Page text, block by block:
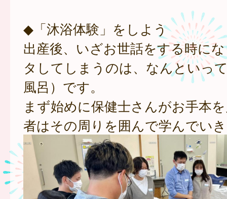
◆「沐浴体験」をしよう
出産後、いざお世話をする時に
タしてしまうのは、なんといっ
風呂）です。
まず始めに保健士さんがお手本
者はその周りを囲んで学んでい